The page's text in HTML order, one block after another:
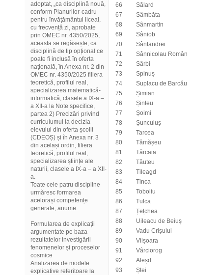
adoptat, „ca disciplină nouă,
conform Planurilor-cadru
pentru învățământul liceal,
cu frecvență zi, aprobate
prin OMEC nr. 4350/2025,
aceasta se regăsește, ca
disciplină de tip opțional ce
poate fi inclusă în oferta
națională, în Anexa nr. 2 din
OMEC nr. 4350/2025 filiera
teoretică, profilul real,
specializarea matematică-
informatică, clasele a IX-a –
a XII-a la Note specifice,
partea 2) Precizări privind
curriculumul la decizia
elevului din oferta școlii
(CDEOȘ) și în Anexa nr. 3
din același ordin, filiera
teoretică, profilul real,
specializarea științe ale
naturii, clasele a IX-a – a XII-
a.
Toate cele patru discipline
urmăresc formarea
acelorași competențe
generale, anume:
Formularea de explicații
argumentate pe baza
rezultatelor investigării
fenomenelor și proceselor
cosmice
Analizarea de modele
explicative referitoare la
66
Sălard
67
Sâmbăta
68
Sânmartin
69
Sâniob
70
Sântandrei
71
Sânnicolau Român
72
Sârbi
73
Spinuș
74
Suplacu de Barcău
75
Șimian
76
Șinteu
77
Șoimi
78
Șuncuiuș
79
Tarcea
80
Tămășeu
81
Tărcaia
82
Tăuteu
83
Tileagd
84
Tinca
85
Toboliu
86
Tulca
87
Țețchea
88
Uileacu de Beiuș
89
Vadu Crișului
90
Viișoara
91
Vârciorog
92
Aleșd
93
Ștei